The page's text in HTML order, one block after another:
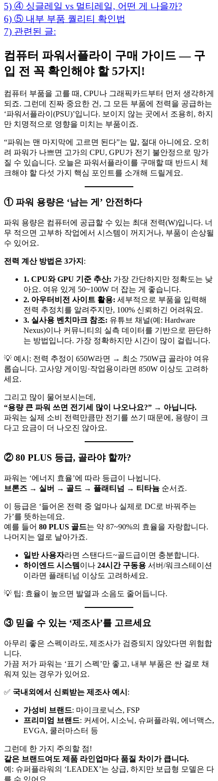
5) ④ 싱글레일 vs 멀티레일, 어떤 게 나을까?
6) ⑤ 내부 부품 퀄리티 확인법
7) 관련된 글:
컴퓨터 파워서플라이 구매 가이드 — 구
입 전 꼭 확인해야 할 5가지!
컴퓨터 부품을 고를 때, CPU나 그래픽카드부터 먼저 생각하게
되죠. 그런데 진짜 중요한 건, 그 모든 부품에 전력을 공급하는
‘파워서플라이(PSU)’입니다. 보이지 않는 곳에서 조용히, 하지
만 치명적으로 영향을 미치는 부품이죠.
“파워는 맨 마지막에 고르면 된다”는 말, 절대 아니에요. 오히
려 파워가 나쁘면 고가의 CPU, GPU가 전기 불안정으로 망가
질 수 있습니다. 오늘은 파워서플라이를 구매할 때 반드시 체
크해야 할 다섯 가지 핵심 포인트를 소개해 드릴게요.
① 파워 용량은 ‘남는 게’ 안전하다
파워 용량은 컴퓨터에 공급할 수 있는 최대 전력(W)입니다. 너
무 적으면 고부하 작업에서 시스템이 꺼지거나, 부품이 손상될
수 있어요.
전력 계산 방법은 3가지 :
1. CPU와 GPU 기준 추산: 가장 간단하지만 정확도는 낮
아요. 여유 있게 50~100W 더 잡는 게 좋습니다.
2. 아우터비전 사이트 활용: 세부적으로 부품을 입력해
전력 추정치를 알려주지만, 100% 신뢰하긴 어려워요.
3. 실사용 벤치마크 참조: 유튜브 채널(예: Hardware
Nexus)이나 커뮤니티의 실측 데이터를 기반으로 판단하
는 방법입니다. 가장 정확하지만 시간이 많이 걸립니다.
💡 예시: 전력 추정이 650W라면 → 최소 750W급 골라야 여유
롭습니다. 고사양 게이밍·작업용이라면 850W 이상도 고려하
세요.
그리고 많이 물어보시는데,
“용량 큰 파워 쓰면 전기세 많이 나오나요?” → 아닙니다.
파워는 실제 소비 전력만큼만 전기를 쓰기 때문에, 용량이 크
다고 요금이 더 나오진 않아요.
② 80 PLUS 등급, 골라야 할까?
파워는 ‘에너지 효율’에 따라 등급이 나뉩니다.
브론즈 → 실버 → 골드 → 플래티넘 → 티타늄 순서죠.
이 등급은 ‘들어온 전력 중 얼마나 실제로 DC로 바꿔주는
가’를 뜻하는데요.
예를 들어 80 PLUS 골드는 약 87~90%의 효율을 자랑합니다.
나머지는 열로 날아가죠.
일반 사용자라면 스탠다드~골드급이면 충분합니다.
하이엔드 시스템 이나 24시간 구동용 서버/워크스테이션
이라면 플래티넘 이상도 고려하세요.
💡 팁: 효율이 높으면 발열과 소음도 줄어듭니다.
③ 믿을 수 있는 ‘제조사’를 고르세요
아무리 좋은 스펙이라도, 제조사가 검증되지 않았다면 위험합
니다.
가끔 저가 파워는 ‘표기 스펙’만 좋고, 내부 부품은 싼 걸로 채
워져 있는 경우가 있어요.
✅ 국내외에서 신뢰받는 제조사 예시 :
가성비 브랜드: 마이크로닉스, FSP
프리미엄 브랜드: 커세어, 시소닉, 슈퍼플라워, 에너맥스,
EVGA, 쿨러마스터 등
그런데 한 가지 주의할 점!
같은 브랜드여도 제품 라인업마다 품질 차이가 큽니다.
예: 슈퍼플라워의 ‘LEADEX’는 상급, 하지만 보급형 모델은 다
를 수 있어요.